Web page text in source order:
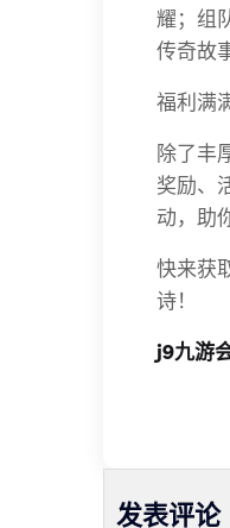
耀；组
传奇故
福利满
除了丰
奖励、
动，助
快来获
诗！
j9九游
发表评论